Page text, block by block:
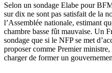
Selon un sondage Elabe pour
sur dix ne sont pas satisfait de la
l’Assemblée nationale, estimant
chambre basse fût mauvaise. Un
sondage que si le NFP se met
proposer comme Premier
charger de former un